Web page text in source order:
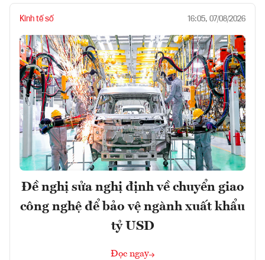
Kinh tế số 16:05, 07/08/2026
Đề nghị sửa nghị định về chuyển giao
công nghệ để bảo vệ ngành xuất khẩu
tỷ USD
Đọc ngay